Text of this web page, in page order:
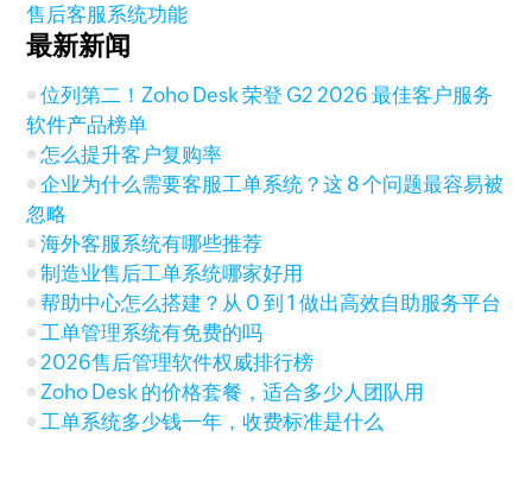
售后客服系统功能
最新新闻
位列第二！Zoho Desk 荣登 G2 2026 最佳客户服务
软件产品榜单
怎么提升客户复购率
企业为什么需要客服工单系统？这 8 个问题最容易被
忽略
海外客服系统有哪些推荐
制造业售后工单系统哪家好用
帮助中心怎么搭建？从 0 到 1 做出高效自助服务平台
工单管理系统有免费的吗
2026售后管理软件权威排行榜
Zoho Desk 的价格套餐，适合多少人团队用
工单系统多少钱一年，收费标准是什么